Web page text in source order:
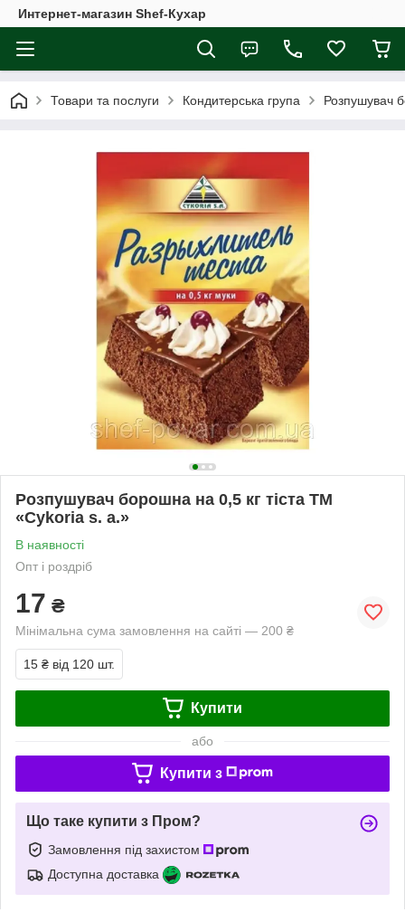
Интернет-магазин Shef-Кухар
Товари та послуги Кондитерська група Розпушувач
Розпушувач борошна на 0,5 кг тіста ТМ
«Cykoria s. a.»
В наявності
Опт і роздріб
17 ₴
Мінімальна сума замовлення на сайті — 200 ₴
15 ₴ від 120 шт.
Купити
або
Купити з
Що таке купити з Пром?
Замовлення під захистом
Доступна доставка